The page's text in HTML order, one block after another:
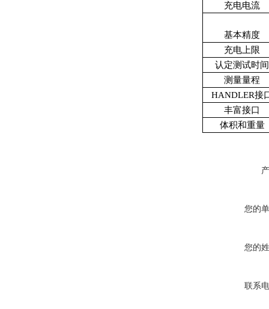
充电电流
基本精度
充电上限
认定测试时间
测量量程
HANDLER接
丰富接口
体积和重量
您的
您的
联系